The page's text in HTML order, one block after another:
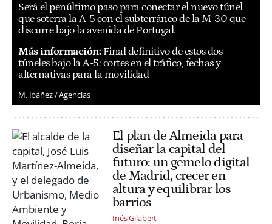
Será el penúltimo paso para conectar el nuevo túnel
que soterra la A-5 con el subterráneo de la M-30 que
discurre bajo la avenida de Portugal.
Más información: Final definitivo de estos dos
túneles bajo la A-5: cortes en el tráfico, fechas y
alternativas para la movilidad
M. Ibáñez / Agencias
El plan de Almeida para
diseñar la capital del
futuro: un gemelo digital
de Madrid, crecer en
altura y equilibrar los
barrios
Inés Gilabert